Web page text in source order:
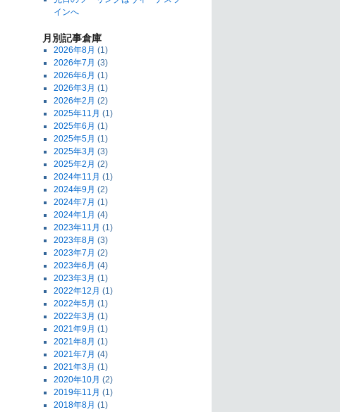
インへ
月別記事倉庫
2026年8月 (1)
2026年7月 (3)
2026年6月 (1)
2026年3月 (1)
2026年2月 (2)
2025年11月 (1)
2025年6月 (1)
2025年5月 (1)
2025年3月 (3)
2025年2月 (2)
2024年11月 (1)
2024年9月 (2)
2024年7月 (1)
2024年1月 (4)
2023年11月 (1)
2023年8月 (3)
2023年7月 (2)
2023年6月 (4)
2023年3月 (1)
2022年12月 (1)
2022年5月 (1)
2022年3月 (1)
2021年9月 (1)
2021年8月 (1)
2021年7月 (4)
2021年3月 (1)
2020年10月 (2)
2019年11月 (1)
2018年8月 (1)